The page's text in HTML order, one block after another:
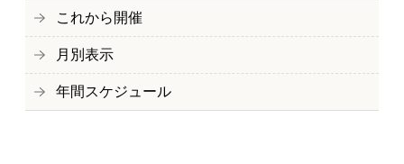
これから開催
月別表示
年間スケジュール